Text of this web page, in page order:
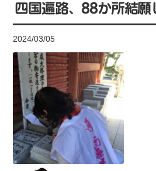
四国遍路、88か所結願
2024/03/05